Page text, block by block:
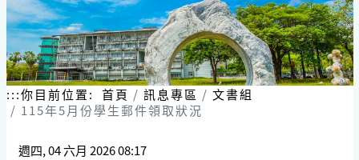
:::你目前位置: 首頁 訊息專區
文書組
115年5月份學生郵件領取狀況
週四, 04 六月 2026 08:17